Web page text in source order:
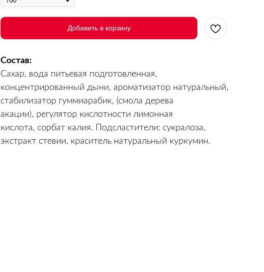
Добавить в корзину
Состав:
Сахар, вода питьевая подготовленная,
концентрированный дыни, ароматизатор натуральный,
стабилизатор гуммиарабик, (смола дерева
акации), регулятор кислотности лимонная
кислота, сорбат калия. Подсластители: сукралоза,
экстракт стевии, краситель натуральный куркумин.